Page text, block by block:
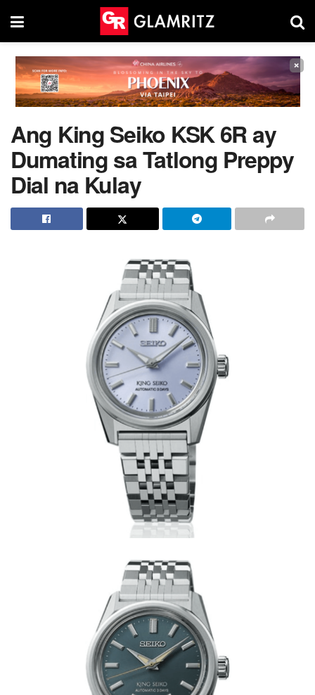
×
Ang King Seiko KSK 6R ay
Dumating sa Tatlong Preppy
Dial na Kulay